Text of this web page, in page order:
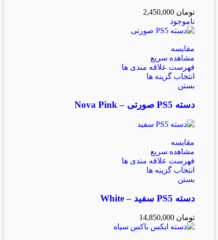
تومان
ناموجود
مقایسه
مشاهده سریع
فهرست علاقه مندی ها
انتخاب گزینه ها
بستن
دسته PS5 صورتی – Nova Pink
مقایسه
مشاهده سریع
فهرست علاقه مندی ها
انتخاب گزینه ها
بستن
دسته PS5 سفید – White
تومان